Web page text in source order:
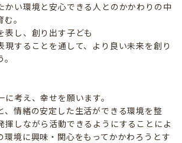
かい環境と安心できる人とのかかわりの中
。
表し、創り出す子ども
現することを通して、より良い未来を創り
考え、幸せを願います。
、情緒の安定した生活ができる環境を整
揮しながら活動できるようにすることによ
環境に興味・関心をもってかかわろうとす